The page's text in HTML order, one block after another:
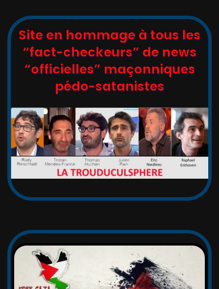
Site en hommage à tous les
“fact-checkeurs” de news
“officielles” maçonniques
pédo-satanistes